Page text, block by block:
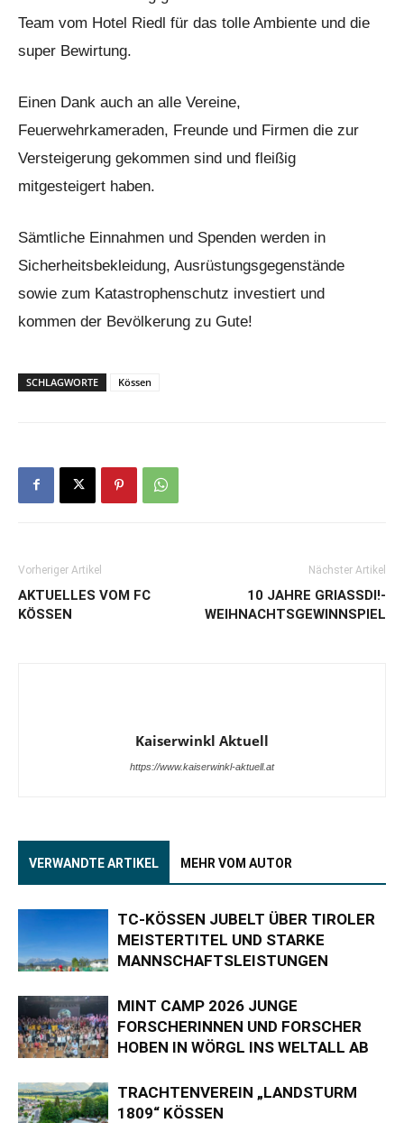
Team vom Hotel Riedl für das tolle Ambiente und die
super Bewirtung.
Einen Dank auch an alle Vereine,
Feuerwehrkameraden, Freunde und Firmen die zur
Versteigerung gekommen sind und fleißig
mitgesteigert haben.
Sämtliche Einnahmen und Spenden werden in
Sicherheitsbekleidung, Ausrüstungsgegenstände
sowie zum Katastrophenschutz investiert und
kommen der Bevölkerung zu Gute!
SCHLAGWORTE Kössen
Vorheriger Artikel
AKTUELLES VOM FC
KÖSSEN
Nächster Artikel
10 JAHRE GRIASSDI!-W
EIHNACHTSGEWINNSPIEL
Kaiserwinkl Aktuell
https://www.kaiserwinkl-aktuell.at
VERWANDTE ARTIKEL MEHR VOM AUTOR
TC-KÖSSEN JUBELT ÜBER TIROLER
MEISTERTITEL UND STARKE
MANNSCHAFTSLEISTUNGEN
MINT CAMP 2026 JUNGE
FORSCHERINNEN UND FORSCHER
HOBEN IN WÖRGL INS WELTALL AB
TRACHTENVEREIN „LANDSTURM
1809“ KÖSSEN